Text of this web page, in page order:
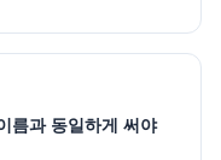
름과 동일하게 써야